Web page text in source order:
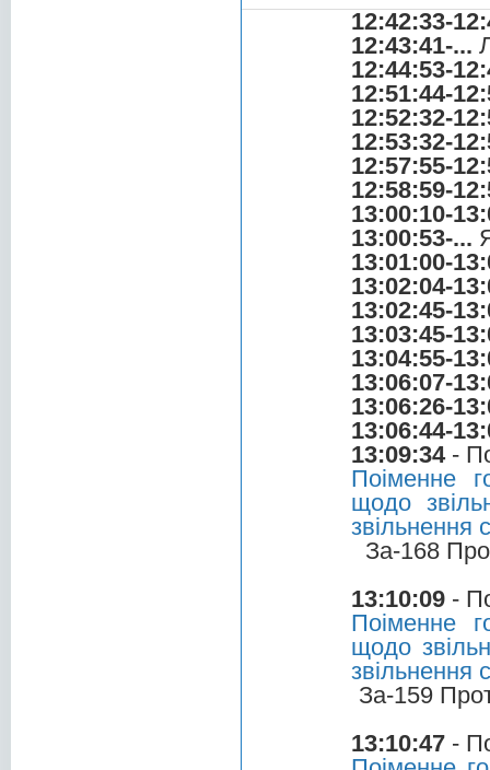
12:42:33-
12:43:41-...
12:44:53-
12:51:44-
12:52:32-
12:53:32-
12:57:55-
12:58:59-
13:00:10-
13:00:53-...
13:01:00-
13:02:04-
13:02:45-
13:03:45-
13:04:55-
13:06:07-
13:06:26-
13:06:44-
13:09:34-
Поіменне
щодо
звільнення
За-168
13:10:09 -
Поіменне
щодо
звільнення
За-159
13:10:47 -